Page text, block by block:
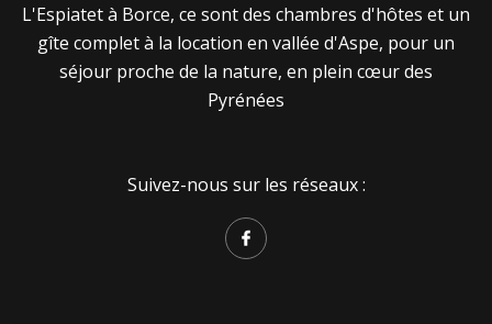
L'Espiatet à Borce, ce sont des chambres d'hôtes et un
gîte complet à la location en vallée d'Aspe, pour un
séjour proche de la nature, en plein cœur des
Pyrénées
Suivez-nous sur les réseaux :